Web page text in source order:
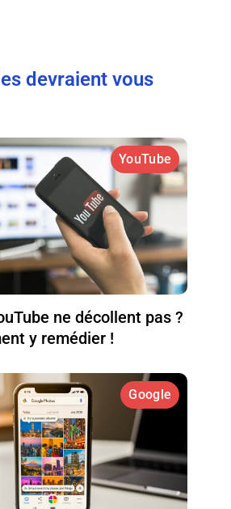
devraient vous
YouTube
ne décollent pas ?
y remédier !
Google